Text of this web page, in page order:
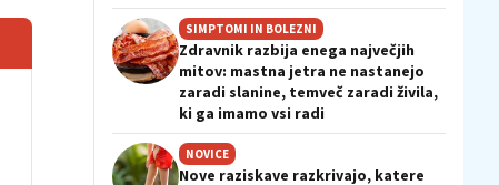
SIMPTOMI IN BOLEZNI
Zdravnik razbija enega največjih
mitov: mastna jetra ne nastanejo
zaradi slanine, temveč zaradi živila,
ki ga imamo vsi radi
NOVICE
Nove raziskave razkrivajo, katere